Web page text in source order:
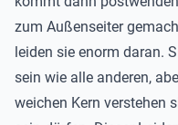
zum Außenseiter
leiden sie enorm daran.
sein wie alle anderen,
weichen Kern verstehen